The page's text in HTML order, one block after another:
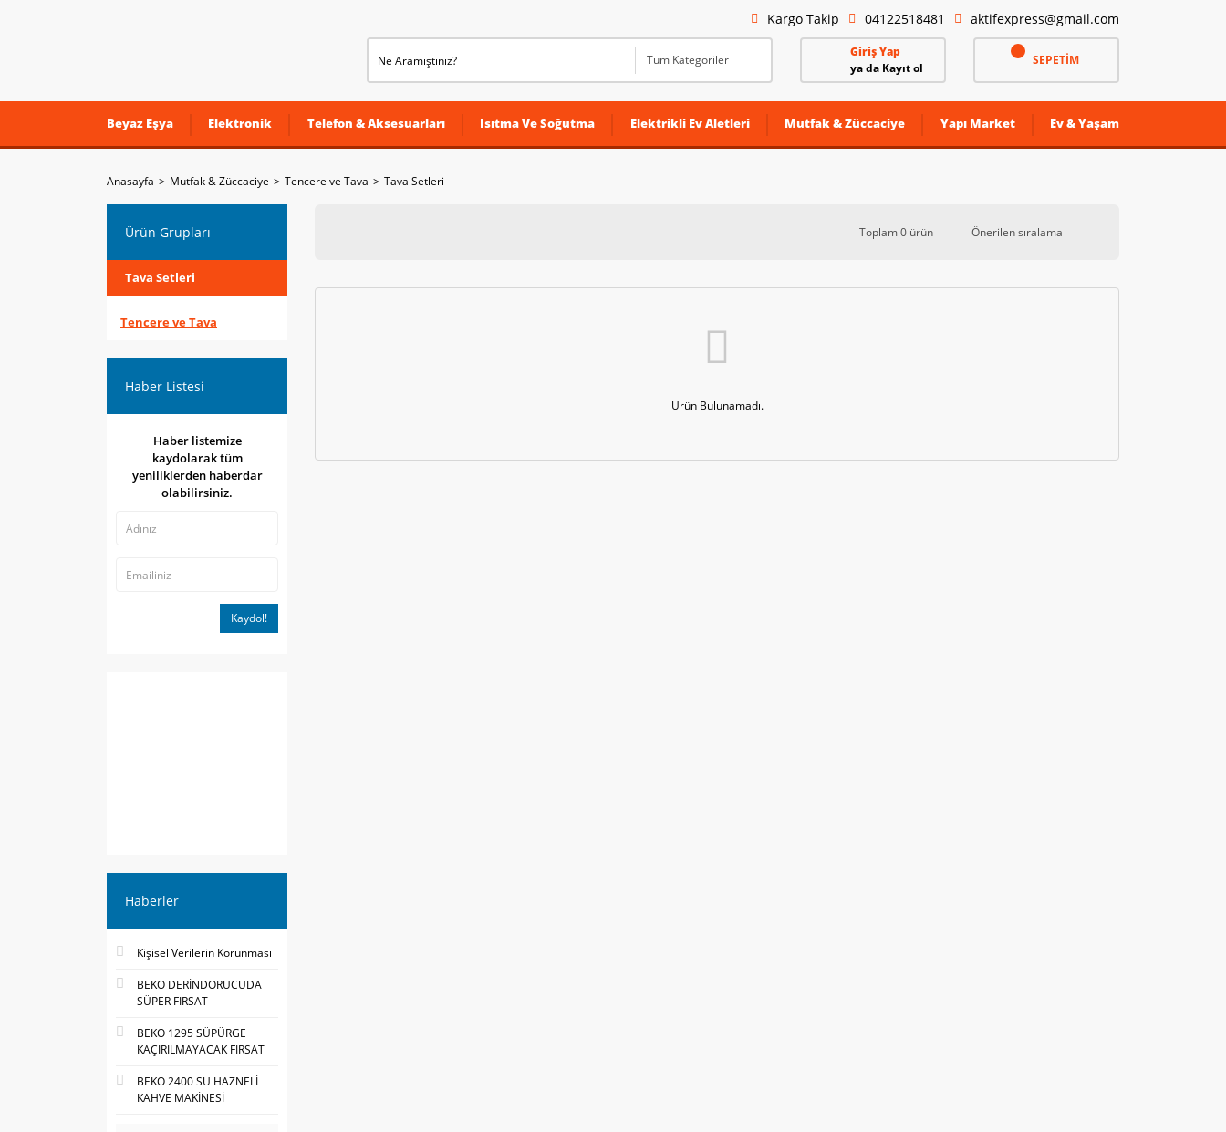
Kargo Takip 04122518481 aktifexpress@gmail.com
Giriş Yap
ya da Kayıt ol
SEPETİM
Beyaz Eşya Elektronik Telefon & Aksesuarları Isıtma Ve Soğutma Elektrikli Ev Aletleri Mutfak & Züccaciye Yapı Market Ev & Yaşam
Anasayfa Mutfak & Züccaciye Tencere ve Tava Tava Setleri
Ürün Grupları
Tava Setleri
Tencere ve Tava
Haber Listesi
Haber listemize
kaydolarak tüm
yeniliklerden haberdar
olabilirsiniz.
Kaydol!
Haberler
Kişisel Verilerin Korunması
BEKO DERİNDORUCUDA
SÜPER FIRSAT
BEKO 1295 SÜPÜRGE
KAÇIRILMAYACAK FIRSAT
BEKO 2400 SU HAZNELİ
KAHVE MAKİNESİ
Toplam 0 ürün
Ürün Bulunamadı.